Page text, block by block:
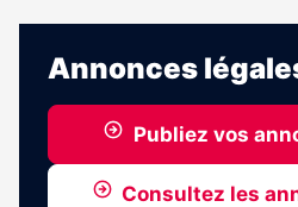
Annonces
Publiez vos
Consultez les